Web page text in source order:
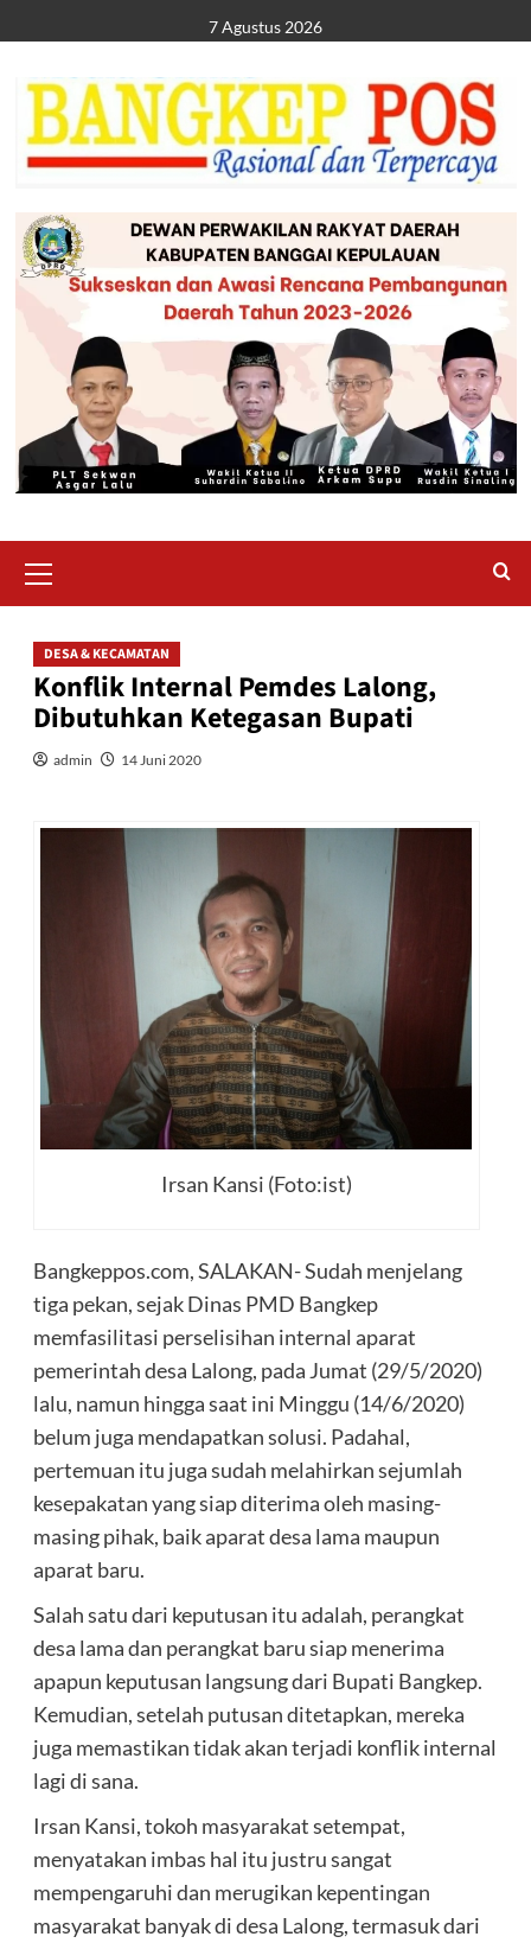
to
content
7 Agustus 2026
Menu
DESA & KECAMATAN
Konflik Internal Pemdes Lalong,
Dibutuhkan Ketegasan Bupati
admin 14 Juni 2020
Irsan Kansi (Foto:ist)
Bangkeppos.com, SALAKAN- Sudah menjelang
tiga pekan, sejak Dinas PMD Bangkep
memfasilitasi perselisihan internal aparat
pemerintah desa Lalong, pada Jumat (29/5/2020)
lalu, namun hingga saat ini Minggu (14/6/2020)
belum juga mendapatkan solusi. Padahal,
pertemuan itu juga sudah melahirkan sejumlah
kesepakatan yang siap diterima oleh masing-
masing pihak, baik aparat desa lama maupun
aparat baru.
Salah satu dari keputusan itu adalah, perangkat
desa lama dan perangkat baru siap menerima
apapun keputusan langsung dari Bupati Bangkep.
Kemudian, setelah putusan ditetapkan, mereka
juga memastikan tidak akan terjadi konflik internal
lagi di sana.
Irsan Kansi, tokoh masyarakat setempat,
menyatakan imbas hal itu justru sangat
mempengaruhi dan merugikan kepentingan
masyarakat banyak di desa Lalong, termasuk dari